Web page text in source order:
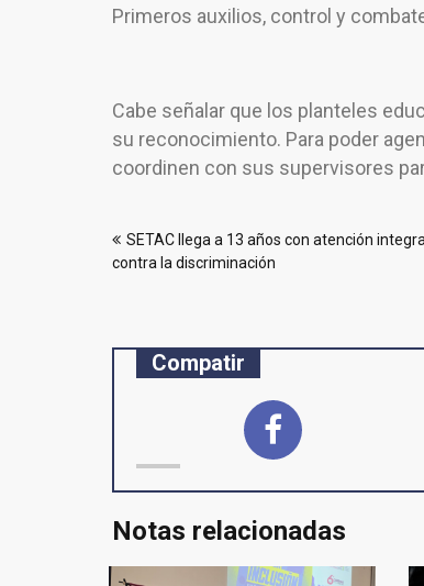
Primeros auxilios, control y
Cabe señalar que los planteles
su reconocimiento. Para poder
coordinen con sus supervisores
deSETAC llega a 13 años con atención
contra la discriminación
Compatir
Notas relacionadas